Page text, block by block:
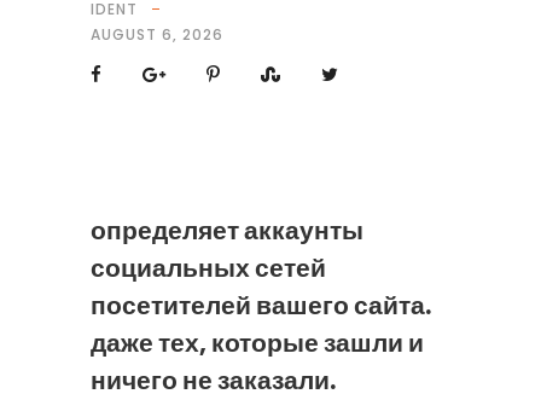
IDENT
AUGUST 6, 2026
определяет аккаунты
социальных сетей
посетителей вашего сайта.
даже тех, которые зашли и
ничего не заказали.